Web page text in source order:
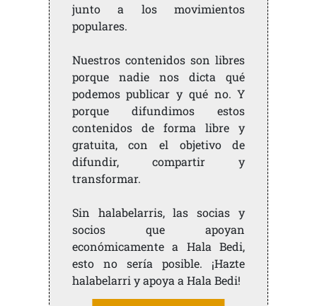
junto a los movimientos
populares.
Nuestros contenidos son libres
porque nadie nos dicta qué
podemos publicar y qué no. Y
porque difundimos estos
contenidos de forma libre y
gratuita, con el objetivo de
difundir, compartir y
transformar.
Sin halabelarris, las socias y
socios que apoyan
económicamente a Hala Bedi,
esto no sería posible. ¡Hazte
halabelarri y apoya a Hala Bedi!